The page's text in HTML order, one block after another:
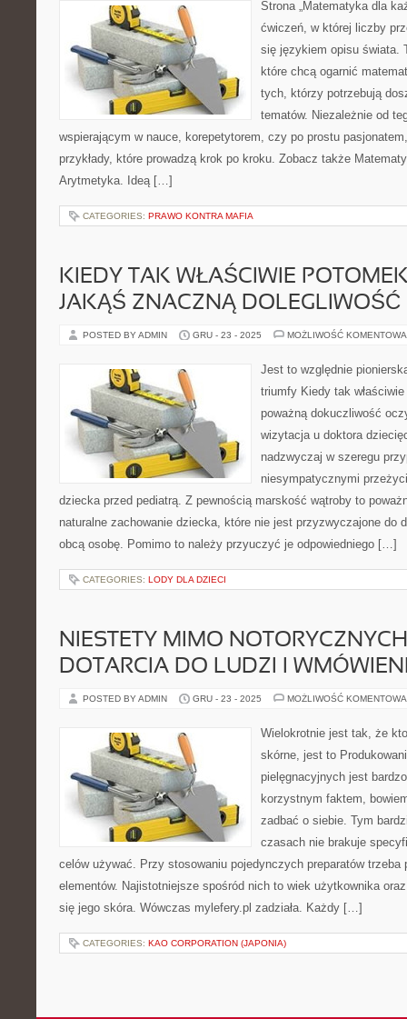
Strona „Matematyka dla
ćwiczeń, w której liczby
się językiem opisu świata.
które chcą ogarnić
tych, którzy potrzebują
tematów. Niezależnie od
wspierającym w nauce, korepetytorem, czy po prostu
przykłady, które prowadzą krok po kroku. Zobacz także
Arytmetyka. Ideą […]
CATEGORIES: PRAWO KONTRA MAFIA
KIEDY TAK WŁAŚCIWIE
JAKĄŚ ZNACZNĄ
POSTED BY ADMIN GRU - 23 - 2025 MOŻLIWOŚĆ
Jest to względnie
triumfy Kiedy tak
poważną dokuczliwość
wizytacja u doktora
nadzwyczaj w szeregu
niesympatycznymi
dziecka przed pediatrą. Z pewnością marskość wątroby to
naturalne zachowanie dziecka, które nie jest przyzwyczajone do
obcą osobę. Pomimo to należy przyuczyć je odpowiedniego […]
CATEGORIES: LODY DLA DZIECI
NIESTETY MIMO
DOTARCIA DO LUDZI I
POSTED BY ADMIN GRU - 23 - 2025 MOŻLIWOŚĆ
Wielokrotnie jest tak, że
skórne, jest to
pielęgnacyjnych jest
korzystnym faktem,
zadbać o siebie. Tym
czasach nie brakuje
celów używać. Przy stosowaniu pojedynczych preparatów trzeba
elementów. Najistotniejsze spośród nich to wiek użytkownika
się jego skóra. Wówczas mylefery.pl zadziała. Każdy […]
CATEGORIES: KAO CORPORATION (JAPONIA)